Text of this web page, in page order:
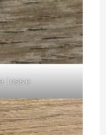
losse